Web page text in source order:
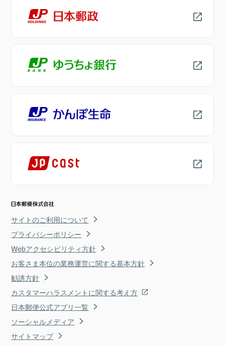
サイトのご利用について
プライバシーポリシー
Webアクセシビリティ方針
お客さま本位の業務運営に関する基本方針
勧誘方針
カスタマーハラスメントに関する考え方
日本郵便公式アプリ一覧
ソーシャルメディア
サイトマップ